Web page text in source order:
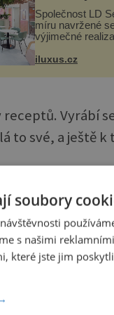
Společnost LD
míru navržené
výjimečné
Salfordu –
Komplex budov
iluxus.cz
Vyrábí
to své, a ještě k
soubory
s našimi
které jste jim